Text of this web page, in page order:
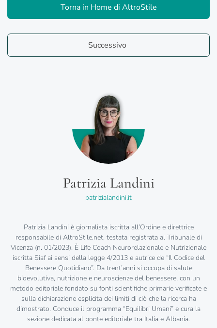
Torna in Home di AltroStile
Successivo
Patrizia Landini
patrizialandini.it
Patrizia Landini è giornalista iscritta all’Ordine e direttrice
responsabile di AltroStile.net, testata registrata al Tribunale di
Vicenza (n. 01/2023). È Life Coach Neurorelazionale e Nutrizionale
iscritta Siaf ai sensi della legge 4/2013 e autrice de “Il Codice del
Benessere Quotidiano”. Da trent’anni si occupa di salute
bioevolutiva, nutrizione e neuroscienze del benessere, con un
metodo editoriale fondato su fonti scientifiche primarie verificate e
sulla dichiarazione esplicita dei limiti di ciò che la ricerca ha
dimostrato. Conduce il programma “Equilibri Umani” e cura la
sezione dedicata al ponte editoriale tra Italia e Albania.